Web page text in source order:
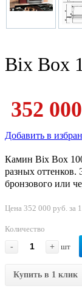
Bix Box
352
Добавить в
Камин Bix Box
разных оттенков.
бронзового или
Цена 352 000 руб. за
Количество
-
+ шт
Купить в 1 клик